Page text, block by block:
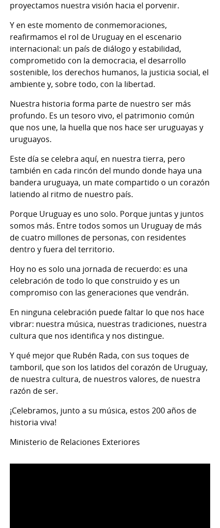
proyectamos nuestra visión hacia el porvenir.
Y en este momento de conmemoraciones,
reafirmamos el rol de Uruguay en el escenario
internacional: un país de diálogo y estabilidad,
comprometido con la democracia, el desarrollo
sostenible, los derechos humanos, la justicia social, el
ambiente y, sobre todo, con la libertad.
Nuestra historia forma parte de nuestro ser más
profundo. Es un tesoro vivo, el patrimonio común
que nos une, la huella que nos hace ser uruguayas y
uruguayos.
Este día se celebra aquí, en nuestra tierra, pero
también en cada rincón del mundo donde haya una
bandera uruguaya, un mate compartido o un corazón
latiendo al ritmo de nuestro país.
Porque Uruguay es uno solo. Porque juntas y juntos
somos más. Entre todos somos un Uruguay de más
de cuatro millones de personas, con residentes
dentro y fuera del territorio.
Hoy no es solo una jornada de recuerdo: es una
celebración de todo lo que construido y es un
compromiso con las generaciones que vendrán.
En ninguna celebración puede faltar lo que nos hace
vibrar: nuestra música, nuestras tradiciones, nuestra
cultura que nos identifica y nos distingue.
Y qué mejor que Rubén Rada, con sus toques de
tamboril, que son los latidos del corazón de Uruguay,
de nuestra cultura, de nuestros valores, de nuestra
razón de ser.
¡Celebramos, junto a su música, estos 200 años de
historia viva!
Ministerio de Relaciones Exteriores